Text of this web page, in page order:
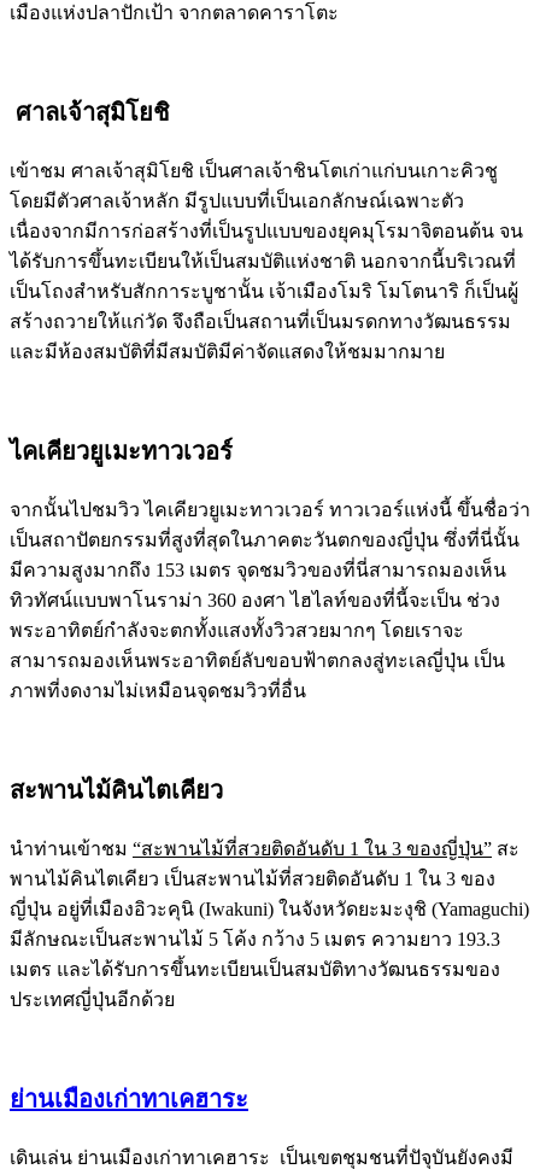
เมืองแห่งปลาปักเป้า จากตลาดคาราโตะ
ศาลเจ้าสุมิโยชิ
เข้าชม ศาลเจ้าสุมิโยชิ เป็นศาลเจ้าชินโตเก่าแก่บนเกาะคิวชู
โดยมีตัวศาลเจ้าหลัก มีรูปแบบที่เป็นเอกลักษณ์เฉพาะตัว
เนื่องจากมีการก่อสร้างที่เป็นรูปแบบของยุคมุโรมาจิตอนต้น จน
ได้รับการขึ้นทะเบียนให้เป็นสมบัติแห่งชาติ นอกจากนี้บริเวณที่
เป็นโถงสำหรับสักการะบูชานั้น เจ้าเมืองโมริ โมโตนาริ ก็เป็นผู้
สร้างถวายให้แก่วัด จึงถือเป็นสถานที่เป็นมรดกทางวัฒนธรรม
และมีห้องสมบัติที่มีสมบัติมีค่าจัดแสดงให้ชมมากมาย
ไคเคียวยูเมะทาวเวอร์
จากนั้นไปชมวิว ไคเคียวยูเมะทาวเวอร์ ทาวเวอร์แห่งนี้ ขึ้นชื่อว่า
เป็นสถาปัตยกรรมที่สูงที่สุดในภาคตะวันตกของญี่ปุ่น ซึ่งที่นี่นั้น
มีความสูงมากถึง 153 เมตร จุดชมวิวของที่นี่สามารถมองเห็น
ทิวทัศน์แบบพาโนราม่า 360 องศา ไฮไลท์ของที่นี้จะเป็น ช่วง
พระอาทิตย์กำลังจะตกทั้งแสงทั้งวิวสวยมากๆ โดยเราจะ
สามารถมองเห็นพระอาทิตย์ลับขอบฟ้าตกลงสู่ทะเลญี่ปุ่น เป็น
ภาพที่งดงามไม่เหมือนจุดชมวิวที่อื่น
สะพานไม้คินไตเคียว
นำท่านเข้าชม “สะพานไม้ที่สวยติดอันดับ 1 ใน 3 ของญี่ปุ่น” สะ
พานไม้คินไตเคียว เป็นสะพานไม้ที่สวยติดอันดับ 1 ใน 3 ของ
ญี่ปุ่น อยู่ที่เมืองอิวะคุนิ (Iwakuni) ในจังหวัดยะมะงุชิ (Yamaguchi)
มีลักษณะเป็นสะพานไม้ 5 โค้ง กว้าง 5 เมตร ความยาว 193.3
เมตร และได้รับการขึ้นทะเบียนเป็นสมบัติทางวัฒนธรรมของ
ประเทศญี่ปุ่นอีกด้วย
ย่านเมืองเก่าทาเคฮาระ
เดินเล่น ย่านเมืองเก่าทาเคฮาระ เป็นเขตชุมชนที่ปัจุบันยังคงมี